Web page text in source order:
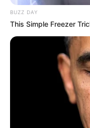
actif, After Midnight
déjà imposée sur des
compétitivité en
sa dernière sortie
elle pourrait
compétition,
régularité dans ses
extérieur dans les
elle parvient à
BUZZ DAY
This Simple Freezer